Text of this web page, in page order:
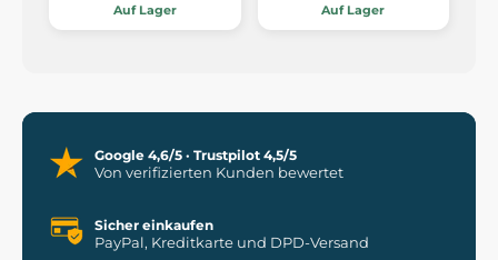
Auf Lager Auf Lager
Google 4,6/5 · Trustpilot 4,5/5
Von verifizierten Kunden bewertet
Sicher einkaufen
PayPal, Kreditkarte und DPD-Versand